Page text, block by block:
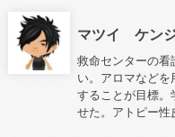
マツイ ケン
救命センターの看
い。アロマなど
することが目標。
せた。アトピー